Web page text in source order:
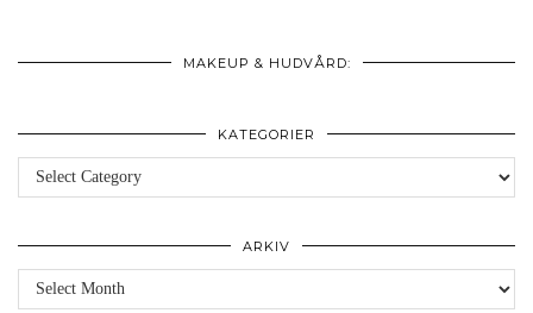
MAKEUP & HUDVÅRD:
KATEGORIER
Kategorier
ARKIV
Arkiv